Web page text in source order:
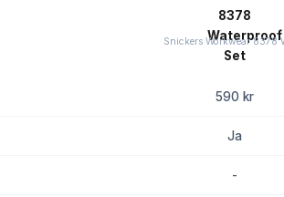
Snickers Workwear 8378
590 kr
Ja
-